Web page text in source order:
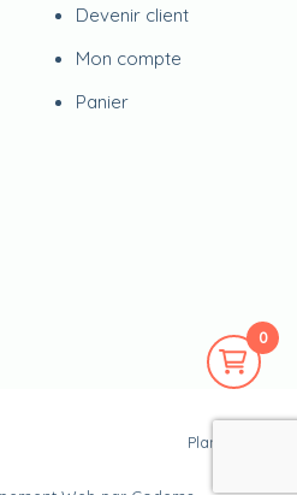
0
Devenir client
Mon compte
Panier
Plan du site